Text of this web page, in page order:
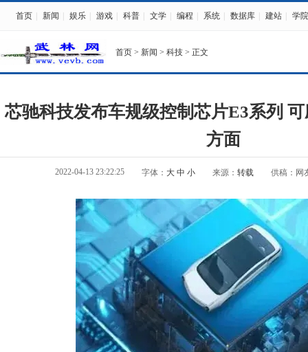
首页 新闻 娱乐 游戏 科普 文学 编程 系统 数据库 建站 学院
首页 > 新闻 > 科技 > 正文
芯驰科技发布车规级控制芯片E3系列
方面
2022-04-13 23:22:25 字体： 大 中 小 来源： 转载 供稿：网